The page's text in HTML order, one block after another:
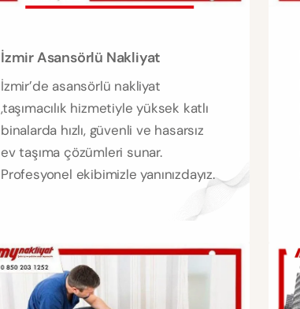
İzmir Asansörlü Nakliyat
İzmir’de asansörlü nakliyat
,taşımacılık hizmetiyle yüksek katlı
binalarda hızlı, güvenli ve hasarsız
ev taşıma çözümleri sunar.
Profesyonel ekibimizle yanınızdayız.